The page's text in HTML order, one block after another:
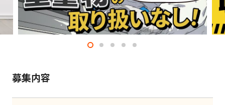
募集内容